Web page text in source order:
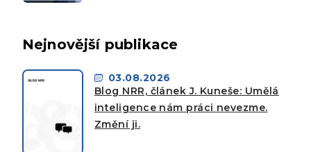
Nejnovější publikace
03.08.2026
Blog NRR, článek J. Kuneše: Umělá
inteligence nám práci nevezme.
Změní ji.